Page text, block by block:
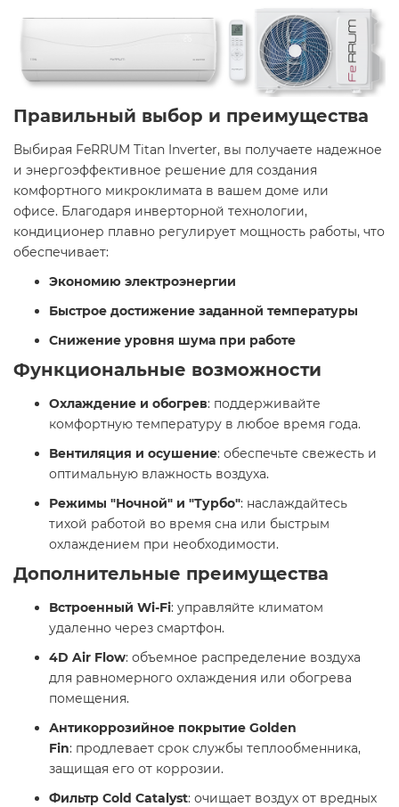
Правильный выбор и преимущества
Выбирая FeRRUM Titan Inverter, вы получаете надежное
и энергоэффективное решение для создания
комфортного микроклимата в вашем доме или
офисе. Благодаря инверторной технологии,
кондиционер плавно регулирует мощность работы, что
обеспечивает:​
Экономию электроэнергии
Быстрое достижение заданной температуры
Снижение уровня шума при работе
Функциональные возможности
Охлаждение и обогрев: поддерживайте
комфортную температуру в любое время года.​
Вентиляция и осушение: обеспечьте свежесть и
оптимальную влажность воздуха.​
Режимы "Ночной" и "Турбо": наслаждайтесь
тихой работой во время сна или быстрым
охлаждением при необходимости.​
Дополнительные преимущества
Встроенный Wi-Fi: управляйте климатом
удаленно через смартфон.​
4D Air Flow: объемное распределение воздуха
для равномерного охлаждения или обогрева
помещения.​
Антикоррозийное покрытие Golden
Fin: продлевает срок службы теплообменника,
защищая его от коррозии.​
Фильтр Cold Catalyst: очищает воздух от вредных